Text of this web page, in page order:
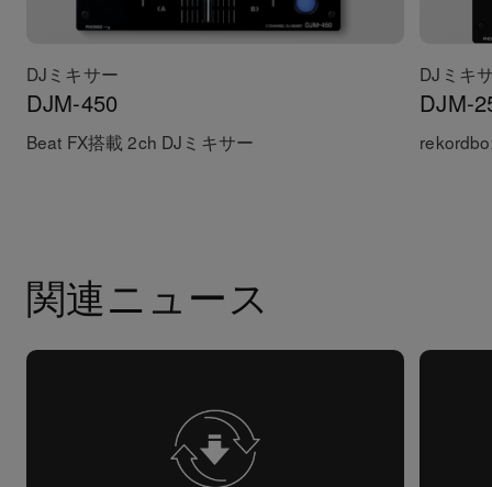
DJミキサー
DJM-450
Beat FX搭載 2ch DJミキサー
DJミキ
DJM-
関連ニュース